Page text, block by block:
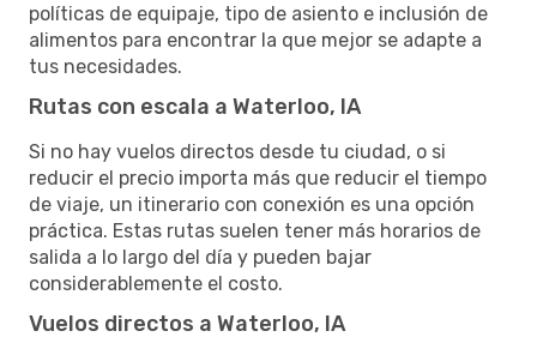
políticas de equipaje, tipo de asiento e inclusión de
alimentos para encontrar la que mejor se adapte a
tus necesidades.
Rutas con escala a Waterloo, IA
Si no hay vuelos directos desde tu ciudad, o si
reducir el precio importa más que reducir el tiempo
de viaje, un itinerario con conexión es una opción
práctica. Estas rutas suelen tener más horarios de
salida a lo largo del día y pueden bajar
considerablemente el costo.
Vuelos directos a Waterloo, IA